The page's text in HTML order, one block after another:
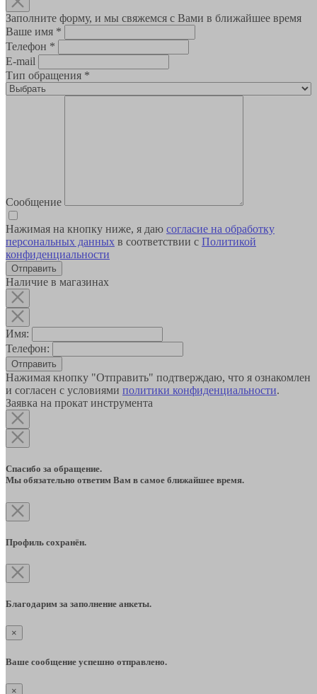
Заполните форму, и мы свяжемся с Вами в ближайшее время
Ваше имя *
Телефон *
E-mail
Тип обращения *
Сообщение
Нажимая на кнопку ниже, я даю согласие на обработку
персональных данных в соответствии с Политикой
конфиденциальности
Наличие в магазинах
Имя:
Телефон:
Отправить
Нажимая кнопку "Отправить" подтверждаю, что я ознакомлен
и согласен с условиями политики конфиденциальности.
Заявка на прокат инструмента
Спасибо за обращение.
Мы обязательно ответим Вам в самое ближайшее время.
Профиль сохранён.
Благодарим за заполнение анкеты.
×
Ваше сообщение успешно отправлено.
×